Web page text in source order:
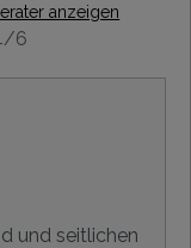
anzeigen
6
und seitlichen